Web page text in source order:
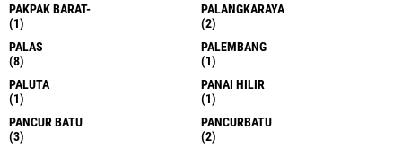
PAKPAK BARAT-
(1)
PALANGKARAYA
(2)
PALAS
(8)
PALEMBANG
(1)
PALUTA
(1)
PANAI HILIR
(1)
PANCUR BATU
(3)
PANCURBATU
(2)